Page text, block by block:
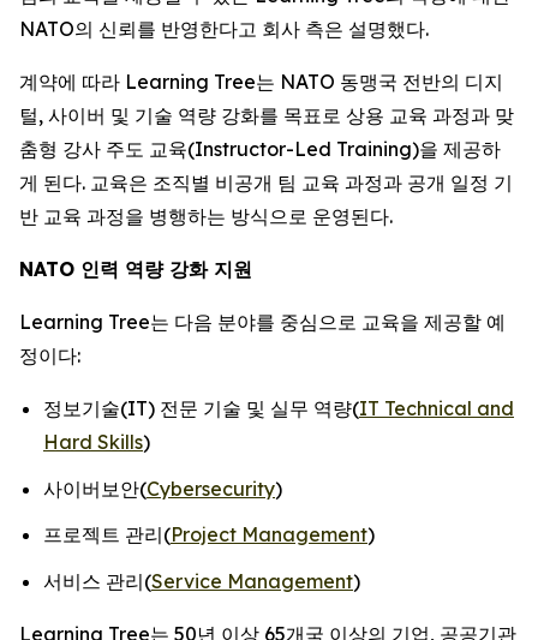
NATO의 신뢰를 반영한다고 회사 측은 설명했다.
계약에 따라 Learning Tree는 NATO 동맹국 전반의 디지
털, 사이버 및 기술 역량 강화를 목표로 상용 교육 과정과 맞
춤형 강사 주도 교육(Instructor-Led Training)을 제공하
게 된다. 교육은 조직별 비공개 팀 교육 과정과 공개 일정 기
반 교육 과정을 병행하는 방식으로 운영된다.
NATO 인력 역량 강화 지원
Learning Tree는 다음 분야를 중심으로 교육을 제공할 예
정이다:
정보기술(IT) 전문 기술 및 실무 역량(IT Technical and
Hard Skills)
사이버보안(Cybersecurity)
프로젝트 관리(Project Management)
서비스 관리(Service Management)
Learning Tree는 50년 이상 65개국 이상의 기업, 공공기관